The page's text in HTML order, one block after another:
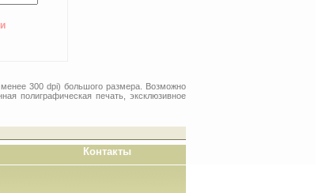
300 dpi) большого размера. Возможно
полиграфическая печать, эксклюзивное
Контакты